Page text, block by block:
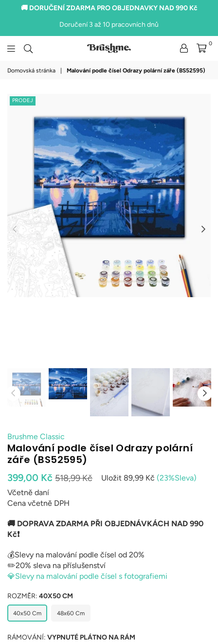
🚚 DORUČENÍ ZDARMA PRO OBJEDNAVKY NAD 990 Kč
Doručení 3 až 10 pracovních dnů
0
Domovská stránka Malování podle čísel Odrazy polární záře (BS52595)
PRODEJ
Brushme Classic
Malování podle čísel Odrazy polární
záře (BS52595)
Běžná
cena
399,00 Kč 518,99 Kč Uložit 89,99 Kč (23%Sleva)
Včetně daní
Cena včetně DPH
🚚 DOPRAVA ZDARMA PŘI OBJEDNÁVKÁCH NAD 990
Kč❗
💰Slevy na malování podle čísel od 20%
✏️20% sleva na příslušenství
💎Slevy na malování podle čísel s fotografiemi
ROZMĚR: 40X50 CM
40x50 Cm 48x60 Cm
RÁMOVÁNÍ: VYPNUTÉ PLÁTNO NA RÁM